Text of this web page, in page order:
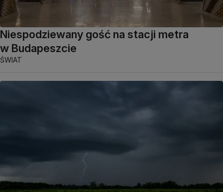
Niespodziewany gość na stacji metra
w Budapeszcie
ŚWIAT